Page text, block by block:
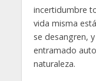
incertidumbre
vida misma
se desangren,
entramado
naturaleza.